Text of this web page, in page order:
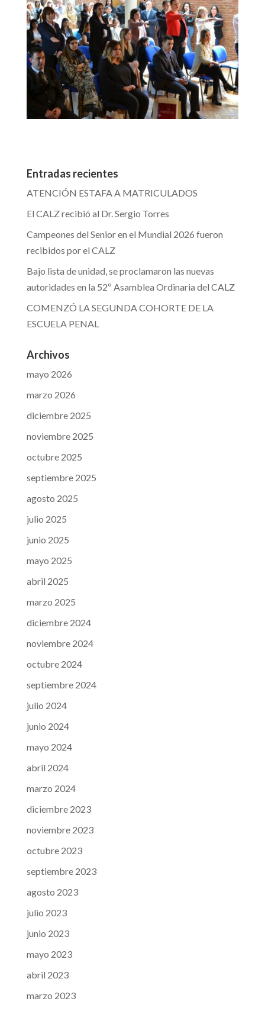
Entradas recientes
ATENCIÓN ESTAFA A MATRICULADOS
El CALZ recibió al Dr. Sergio Torres
Campeones del Senior en el Mundial 2026 fueron
recibidos por el CALZ
Bajo lista de unidad, se proclamaron las nuevas
autoridades en la 52º Asamblea Ordinaria del CALZ
COMENZÓ LA SEGUNDA COHORTE DE LA
ESCUELA PENAL
Archivos
mayo 2026
marzo 2026
diciembre 2025
noviembre 2025
octubre 2025
septiembre 2025
agosto 2025
julio 2025
junio 2025
mayo 2025
abril 2025
marzo 2025
diciembre 2024
noviembre 2024
octubre 2024
septiembre 2024
julio 2024
junio 2024
mayo 2024
abril 2024
marzo 2024
diciembre 2023
noviembre 2023
octubre 2023
septiembre 2023
agosto 2023
julio 2023
junio 2023
mayo 2023
abril 2023
marzo 2023